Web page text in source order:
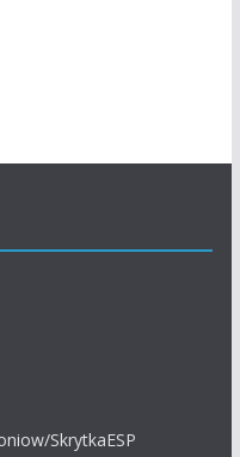
SkrytkaESP